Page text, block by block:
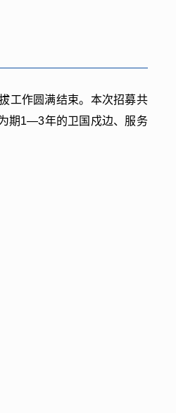
工作圆满结束。本次招募共
期1—3年的卫国戍边、服务